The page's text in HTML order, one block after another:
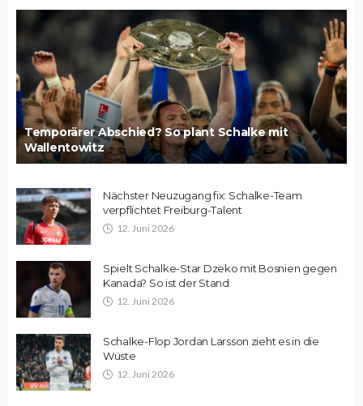
Temporärer Abschied? So plant Schalke mit
Wallentowitz
Nächster Neuzugang fix: Schalke-Team
verpflichtet Freiburg-Talent
12. Juni 2026
Spielt Schalke-Star Dzeko mit Bosnien gegen
Kanada? So ist der Stand
12. Juni 2026
Schalke-Flop Jordan Larsson zieht es in die
Wüste
12. Juni 2026